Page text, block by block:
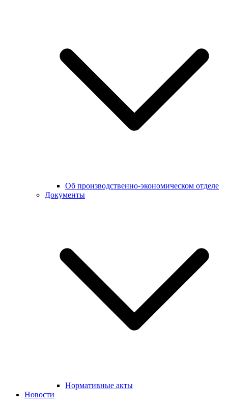
Об производственно-экономическом отделе
Документы
Нормативные акты
Новости